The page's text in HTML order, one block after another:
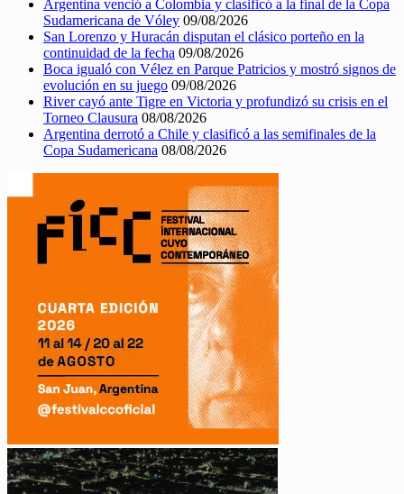
Argentina venció a Colombia y clasificó a la final de la Copa
Sudamericana de Vóley 09/08/2026
San Lorenzo y Huracán disputan el clásico porteño en la
continuidad de la fecha 09/08/2026
Boca igualó con Vélez en Parque Patricios y mostró signos de
evolución en su juego 09/08/2026
River cayó ante Tigre en Victoria y profundizó su crisis en el
Torneo Clausura 08/08/2026
Argentina derrotó a Chile y clasificó a las semifinales de la
Copa Sudamericana 08/08/2026